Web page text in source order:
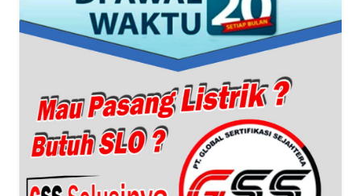
SUMUT
JABAR
WN